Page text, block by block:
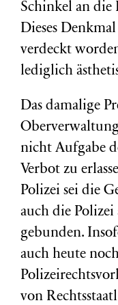
Schinkel an die
Dieses
verdeckt
lediglich
Das damalige
nicht Aufgabe
Verbot zu
Polizei sei die
auch die Polizei
gebunden.
auch heute
von